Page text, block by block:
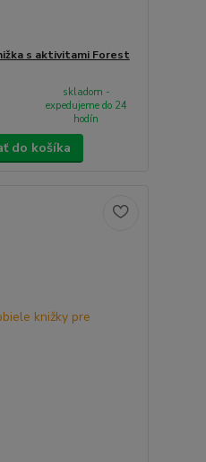
s aktivitami Forest
skladom -
expedujeme do 24
hodín
do košíka